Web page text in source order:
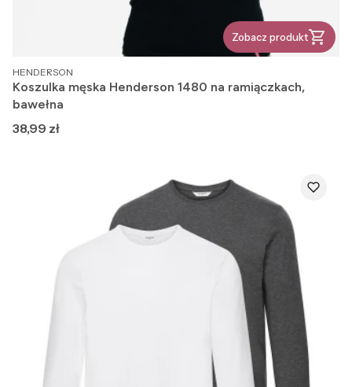
Zobacz produkt
PRODUCENT
HENDERSON
Koszulka męska Henderson 1480 na ramiączkach,
bawełna
Cena
38,99 zł